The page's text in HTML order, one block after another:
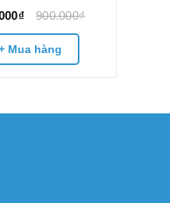
900.000₫
Mua hàng